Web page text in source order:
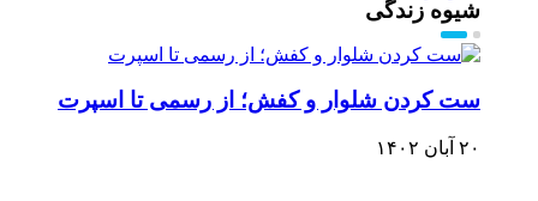
شیوه زندگی
ست کردن شلوار و کفش؛ از رسمی تا اسپرت
۲۰ آبان ۱۴۰۲